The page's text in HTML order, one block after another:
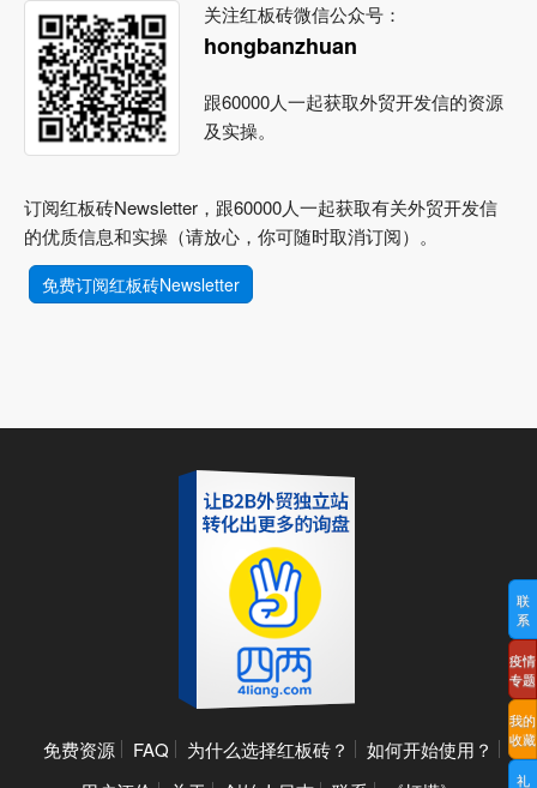
关注红板砖微信公众号：
hongbanzhuan
跟60000人一起获取外贸开发信的资源
及实操。
订阅红板砖Newsletter，跟60000人一起获取有关外贸开发信
的优质信息和实操（请放心，你可随时取消订阅）。
免费订阅红板砖Newsletter
免费资源 FAQ 为什么选择红板砖？
如何开始使用？
联
系
疫情
专题
我的
收藏
礼